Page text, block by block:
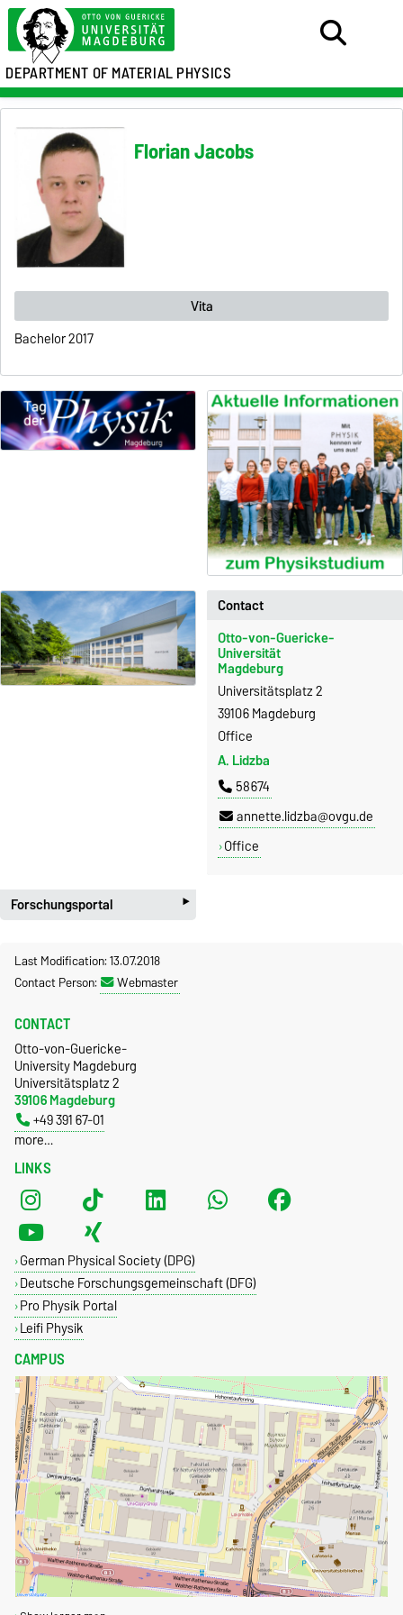
DEPARTMENT OF MATERIAL PHYSICS
Florian Jacobs
Vita
Bachelor 2017
Contact
Otto-von-Guericke-
Universität
Magdeburg
Universitätsplatz 2
39106 Magdeburg
Office
A. Lidzba
58674
annette.lidzba@ovgu.de
Office
Forschungsportal ‣
Last Modification: 13.07.2018
Contact Person:
Webmaster
LINKS
German Physical Society (DPG)
Deutsche Forschungsgemeinschaft (DFG)
Pro Physik Portal
Leifi Physik
CONTACT
Otto-von-Guericke-
University Magdeburg
Universitätsplatz 2
39106 Magdeburg
+49 391 67-01
more…
CAMPUS